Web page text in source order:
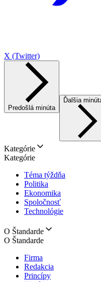
X (Twitter)
Predošlá minúta
Ďalšia
Kategórie
Kategórie
Téma týždňa
Politika
Ekonomika
Spoločnosť
Technológie
O Štandarde
O Štandarde
Firma
Redakcia
Princípy